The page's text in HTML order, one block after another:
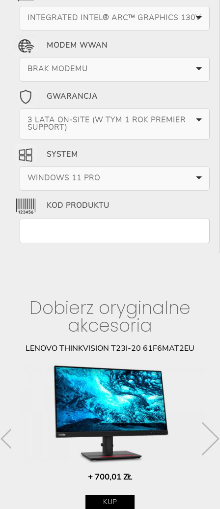
INTEGRATED INTEL® ARC™ GRAPHICS 130V
MODEM WWAN
BRAK MODEMU
GWARANCJA
3 LATA ON-SITE (W TYM 1 ROK PREMIER
SUPPORT)
SYSTEM
WINDOWS 11 PRO
KOD PRODUKTU
Dobierz oryginalne
akcesoria
LENOVO THINKVISION T23I-20 61F6MAT2EU
+ 700,01 ZŁ
KUP